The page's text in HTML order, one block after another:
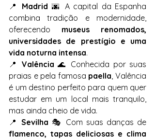
📍 Madrid 🌆 A capital da Espanha
combina tradição e modernidade,
oferecendo museus renomados,
universidades de prestígio e uma
vida noturna intensa.
📍 Valência 🌊 Conhecida por suas
praias e pela famosa paella , Valência
é um destino perfeito para quem quer
estudar em um local mais tranquilo,
mas ainda cheio de vida.
📍 Sevilha
flamenco, tapas deliciosas e clima